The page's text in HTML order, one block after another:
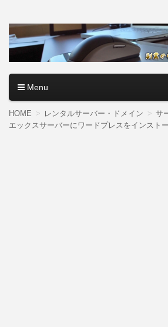
アフィリエイト
業から始める正
リエイト
やり方を無料公開中。基礎講座からノ
で記事として紹介しているので、パソ
やすく解説しているので
Menu
コンテンツへ移動
HOME レンタルサーバー・ドメイン
サ